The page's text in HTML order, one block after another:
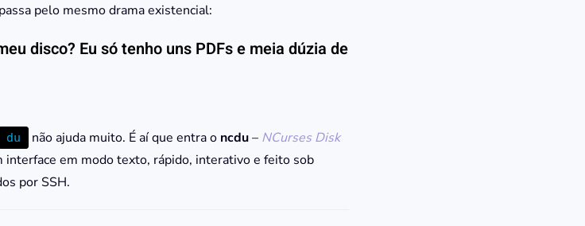
pelo mesmo drama existencial:
disco? Eu só tenho uns PDFs e meia dúzia de
du não ajuda muito. É aí que entra o ncdu– NCurses Disk
interface em modo texto, rápido, interativo e feito sob
por SSH.